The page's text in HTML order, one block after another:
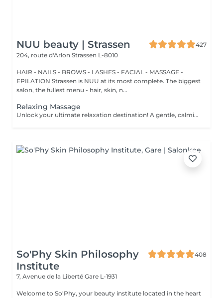
NUU beauty | Strassen
427
204, route d'Arlon Strassen L-8010
HAIR - NAILS - BROWS - LASHES - FACIAL - MASSAGE -
EPILATION Strassen is NUU at its most complete. The biggest
salon, the fullest menu - hair, skin, n...
Relaxing Massage
Unlock your ultimate relaxation destination! A gentle, calming experience designed to soothe the nervous system and melt away daily stress. Long, flowing strokes, soft pressure, and calming aromas help you drift into deep relaxation and leave you feeling refreshed, rebalanced, and renewed. Age restrictions: there are no age restrictions for this procedure. Post procedure recommendations: do not do sport and any sharp movements 2-3 hours after the procedure. Frequency: 1-2 times per week, 10 times in total. Repeat once in 3-6 months.
So'Phy Skin Philosophy
Institute
408
7, Avenue de la Liberté Gare L-1931
Welcome to So'Phy, your beauty institute located in the heart